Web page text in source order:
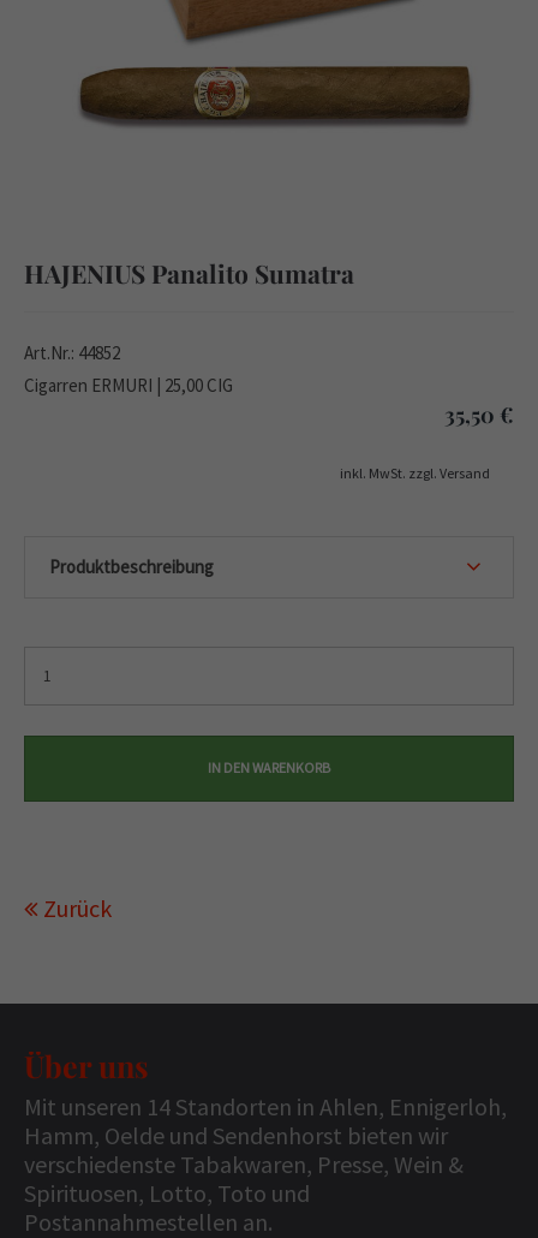
HAJENIUS Panalito Sumatra
Art.Nr.: 44852
Cigarren ERMURI | 25,00 CIG
35,50 €
inkl. MwSt. zzgl. Versand
Produktbeschreibung
Zurück
Über uns
Mit unseren 14 Standorten in Ahlen, Ennigerloh,
Hamm, Oelde und Sendenhorst bieten wir
verschiedenste Tabakwaren, Presse, Wein &
Spirituosen, Lotto, Toto und
Postannahmestellen an.